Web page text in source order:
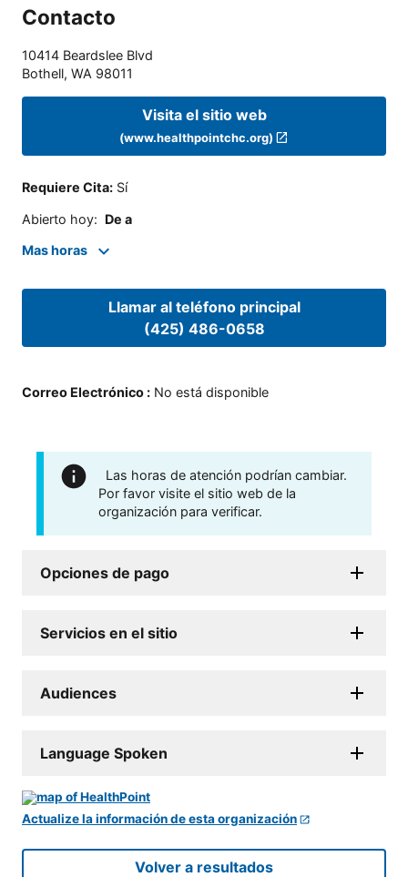
Contacto
10414 Beardslee Blvd
Bothell, WA 98011
Visita el sitio web
(www.healthpointchc.org)
Requiere Cita: Sí
Abierto hoy: De a
Mas horas
Llamar al teléfono principal
(425) 486-0658
Correo Electrónico : No está disponible
Las horas de atención podrían cambiar.
Por favor visite el sitio web de la
organización para verificar.
Opciones de pago
Servicios en el sitio
Audiences
Language Spoken
Actualize la información de esta organización
Volver a resultados